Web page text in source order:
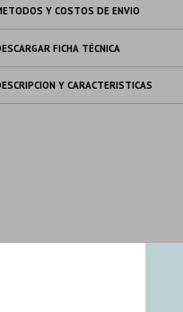
Y COSTOS DE ENVIO
FICHA TÉCNICA
Y CARACTERISTICAS